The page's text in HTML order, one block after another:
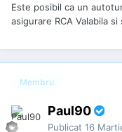
Este posibil ca un
asigurare RCA Valabila
Membru
Paul90
Publicat 16